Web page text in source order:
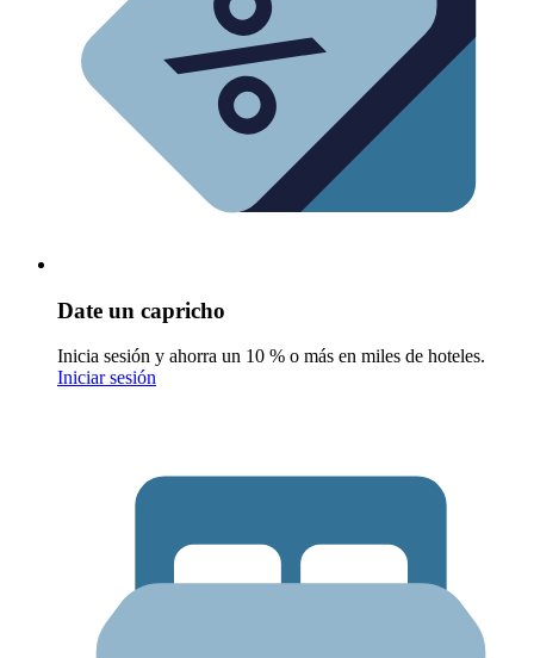
Date un capricho
Inicia sesión y ahorra un 10 % o más en miles de hoteles.
Iniciar sesión